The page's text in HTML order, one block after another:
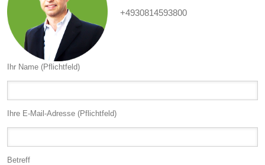
+4930814593800
Ihr Name (Pflichtfeld)
Ihre E-Mail-Adresse (Pflichtfeld)
Betreff